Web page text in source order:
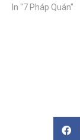
In "7 Pháp Quán"